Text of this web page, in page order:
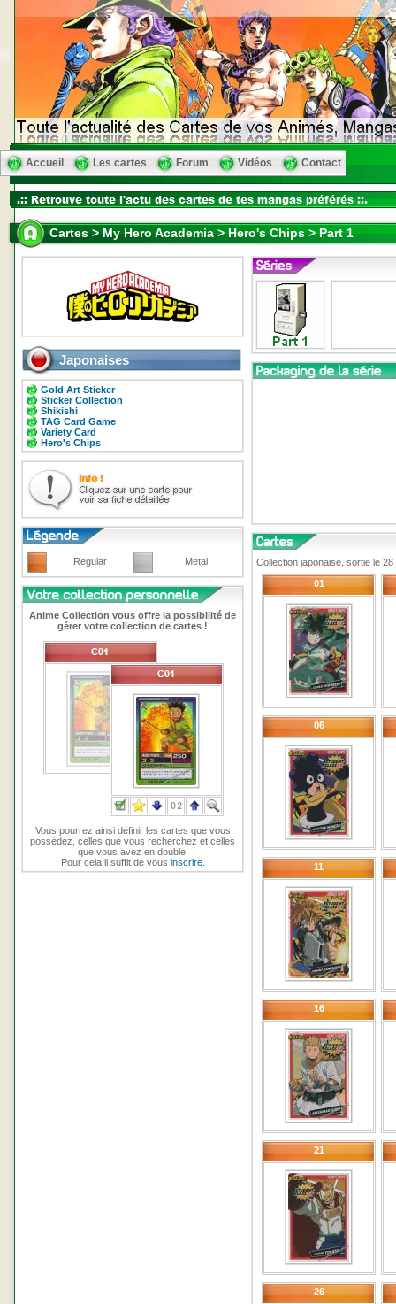
Accueil Les cartes Forum Vidéos Contact
Cartes > My Hero Academia > Hero's Chips > Part 1
Japonaises
Gold Art Sticker
Sticker Collection
Shikishi
TAG Card Game
Variety Card
Hero's Chips
Regular Metal
Anime Collection vous offre la possibilité de
gérer votre collection de cartes !
Vous pourrez ainsi définir les cartes que vous
possédez, celles que vous recherchez et celles
que vous avez en double.
Pour cela il suffit de vous inscrire.
Collection japonaise, sortie le
01
06
11
16
21
26